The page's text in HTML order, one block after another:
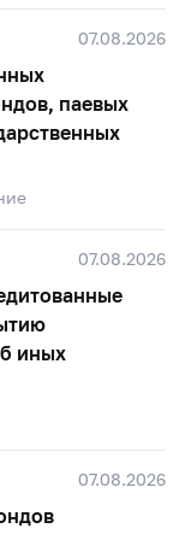
07.08.2026
паевых
07.08.2026
иных
07.08.2026